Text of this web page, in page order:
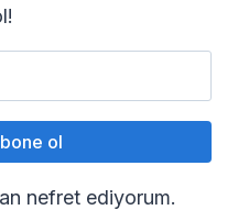
nefret ediyorum.